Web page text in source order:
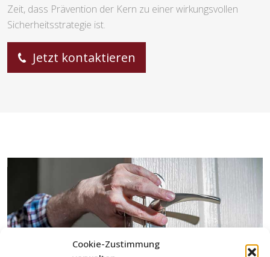
Cookie-Zustimmung
Zeit, dass Prävention der Kern zu einer wirkungsvollen
Sicherheitsstrategie ist.
Jetzt kontaktieren